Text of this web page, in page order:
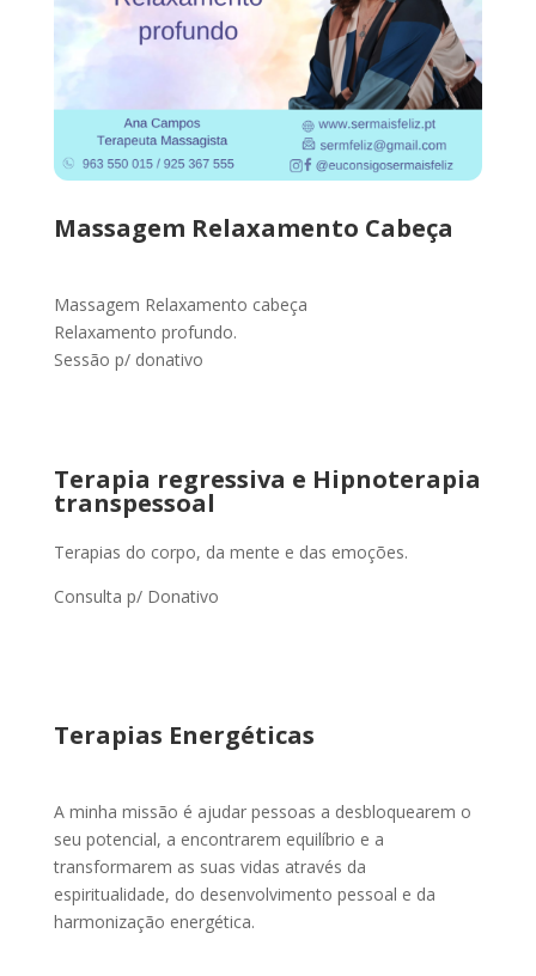
Massagem Relaxamento Cabeça
Massagem Relaxamento cabeça
Relaxamento profundo.
Sessão p/ donativo
Terapia regressiva e Hipnoterapia
transpessoal
Terapias do corpo, da mente e das emoções.
Consulta p/ Donativo
Terapias Energéticas
A minha missão é ajudar pessoas a desbloquearem o
seu potencial, a encontrarem equilíbrio e a
transformarem as suas vidas através da
espiritualidade, do desenvolvimento pessoal e da
harmonização energética.